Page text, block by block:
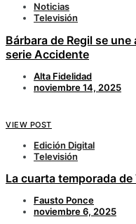
Noticias
Televisión
Bárbara de Regil se
serie Accidente
Alta Fidelidad
noviembre 14, 2025
VIEW POST
Edición Digital
Televisión
La cuarta temporada
Fausto Ponce
noviembre 6, 2025